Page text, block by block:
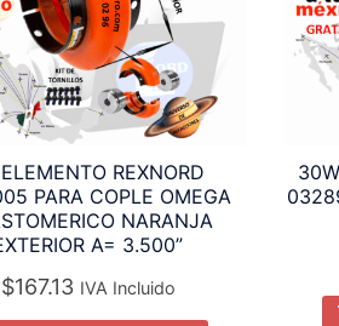
REXNORD
PARA COPLE OMEGA
NARANJA
A= 3.500”
$167.13 IVA Incluido